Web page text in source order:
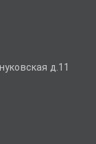
д.11